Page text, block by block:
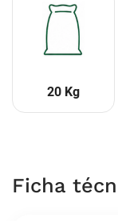
20 Kg
Ficha